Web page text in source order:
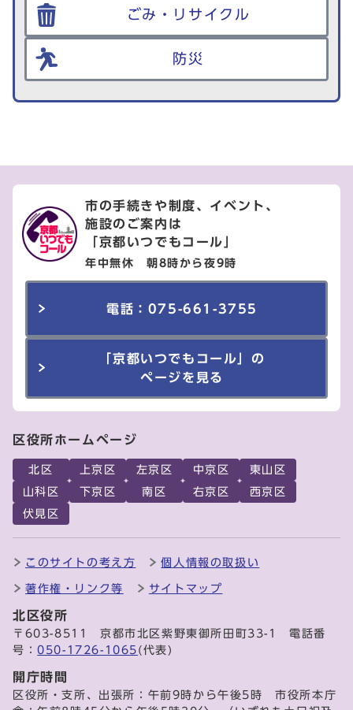
ごみ・リサイクル
防災
市の手続きや制度、イベント、
施設のご案内は
「京都いつでもコール」
年中無休 朝8時から夜9時
電話：075-661-3755
「京都いつでもコール」の
ページを見る
区役所ホームページ
北区 上京区 左京区 中京区
東山区
山科区
下京区 南区 右京区
西京区
伏見区
このサイトの考え方 個人情報の取扱い
著作権・リンク等 サイトマップ
北区役所
〒603-8511 京都市北区紫野東御所田町33-1 電話番
号：050-1726-1065 (代表)
開庁時間
区役所・支所、出張所：午前9時から午後5時 市役所本庁